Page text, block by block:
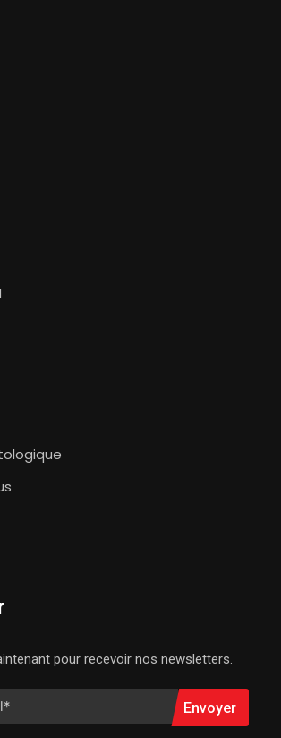
pour recevoir nos newsletters.
Envoyer